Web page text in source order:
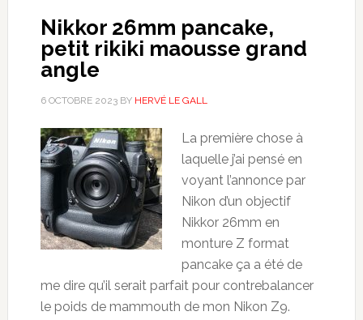
Nikkor 26mm pancake,
petit rikiki maousse grand
angle
6 OCTOBRE 2023BY HERVÉ LE GALL
La première chose à
laquelle j’ai pensé en
voyant l’annonce par
Nikon d’un objectif
Nikkor 26mm en
monture Z format
pancake ça a été de
me dire qu’il serait parfait pour contrebalancer
le poids de mammouth de mon Nikon Z9.